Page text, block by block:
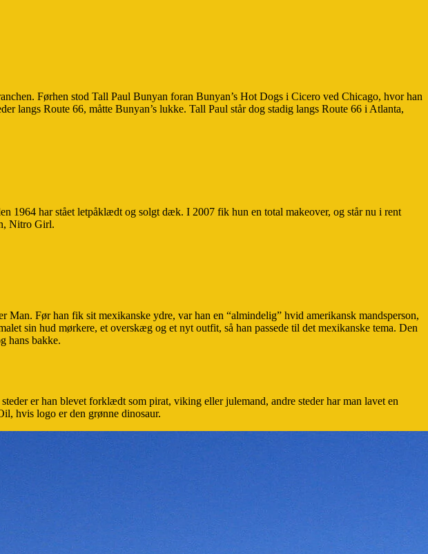
Førhen stod Tall Paul Bunyan foran Bunyan’s Hot Dogs i Cicero ved Chicago, hvor han
langs Route 66, måtte Bunyan’s lukke. Tall Paul står dog stadig langs Route 66 i Atlanta,
1964 har stået letpåklædt og solgt dæk. I 2007 fik hun en total makeover, og står nu i rent
Nitro Girl.
Før han fik sit mexikanske ydre, var han en “almindelig” hvid amerikansk mandsperson,
sin hud mørkere, et overskæg og et nyt outfit, så han passede til det mexikanske tema. Den
hans bakke.
er han blevet forklædt som pirat, viking eller julemand, andre steder har man lavet en
hvis logo er den grønne dinosaur.